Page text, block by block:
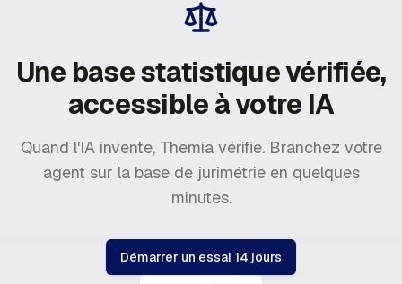
Une base statistique vérifiée,
accessible à votre IA
Quand l'IA invente, Themia vérifie. Branchez votre
agent sur la base de jurimétrie en quelques
minutes.
Démarrer un essai 14 jours